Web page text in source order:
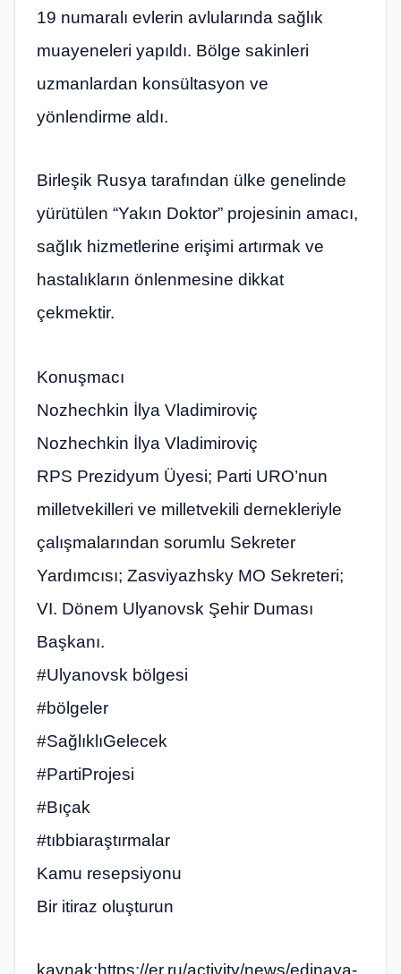
19 numaralı evlerin avlularında sağlık
muayeneleri yapıldı. Bölge sakinleri
uzmanlardan konsültasyon ve
yönlendirme aldı.
Birleşik Rusya tarafından ülke genelinde
yürütülen “Yakın Doktor” projesinin amacı,
sağlık hizmetlerine erişimi artırmak ve
hastalıkların önlenmesine dikkat
çekmektir.
Konuşmacı
Nozhechkin İlya Vladimiroviç
Nozhechkin İlya Vladimiroviç
RPS Prezidyum Üyesi; Parti URO’nun
milletvekilleri ve milletvekili dernekleriyle
çalışmalarından sorumlu Sekreter
Yardımcısı; Zasviyazhsky MO Sekreteri;
VI. Dönem Ulyanovsk Şehir Duması
Başkanı.
#Ulyanovsk bölgesi
#bölgeler
#SağlıklıGelecek
#PartiProjesi
#Bıçak
#tıbbiaraştırmalar
Kamu resepsiyonu
Bir itiraz oluşturun